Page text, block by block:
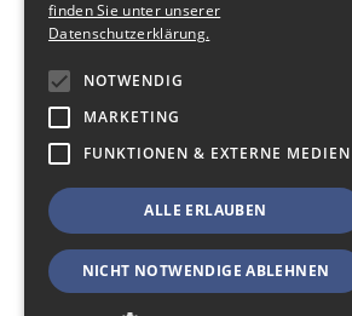
finden Sie unter unserer
Datenschutzerklärung.
NOTWENDIG
MARKETING
FUNKTIONEN & EXTERNE MEDIEN
ALLE ERLAUBEN
NICHT NOTWENDIGE ABLEHNEN